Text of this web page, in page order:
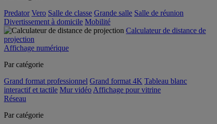
Predator Vero Salle de classe Grande salle Salle de réunion
Divertissement à domicile Mobilité
Calculateur de distance de
projection
Affichage numérique
Par catégorie
Grand format professionnel Grand format 4K Tableau blanc
interactif et tactile Mur vidéo Affichage pour vitrine
Réseau
Par catégorie